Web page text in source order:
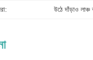
উঠে দাঁড়াও লাঞ্চ